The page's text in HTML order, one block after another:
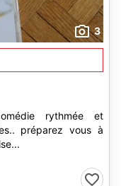
3
rythmée et
préparez vous à